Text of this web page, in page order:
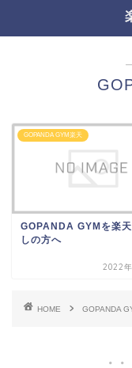
GOPANDA GYM楽天
GOPANDA GYMを楽
しの方へ
2022
HOME GOPANDA